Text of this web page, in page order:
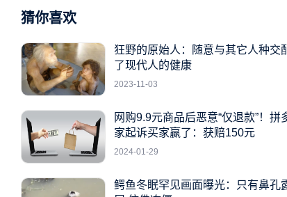
猜你喜欢
狂野的原始人：随意与其它人种交
了现代人的健康
2023-11-03
网购9.9元商品后恶意“仅退款”！拼
家起诉买家赢了：获赔150元
2024-01-29
鳄鱼冬眠罕见画面曝光：只有鼻孔